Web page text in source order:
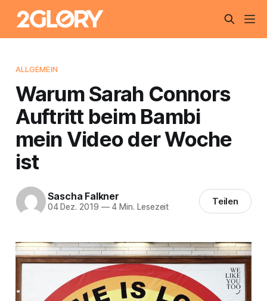
ALLGEMEIN
Warum Sarah Connors
Auftritt beim Bambi
mein Video der Woche
ist
Sascha Falkner
04 Dez. 2019 —4 Min. Lesezeit Teilen